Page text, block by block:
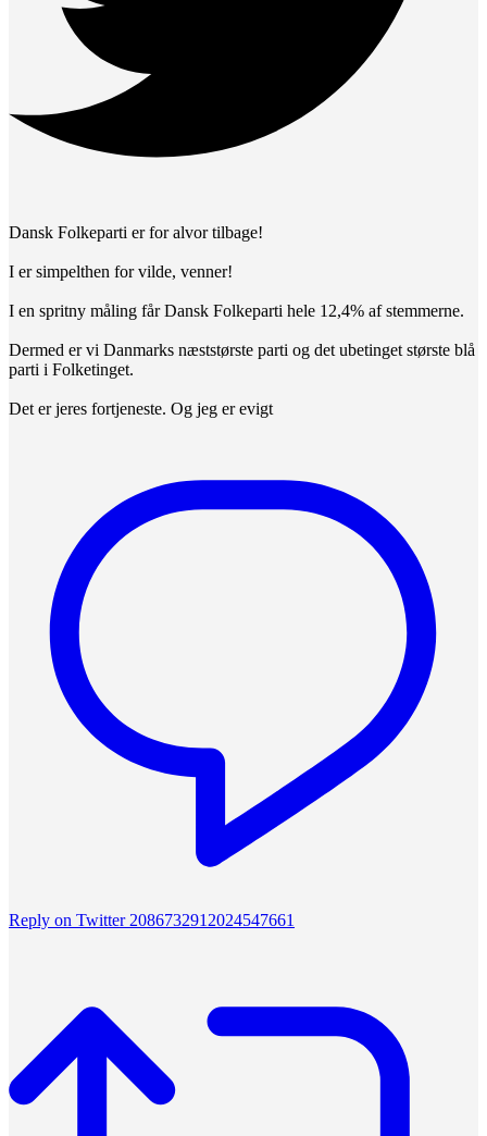
Dansk Folkeparti er for alvor tilbage!
I er simpelthen for vilde, venner!
I en spritny måling får Dansk Folkeparti hele 12,4% af stemmerne.
Dermed er vi Danmarks næststørste parti og det ubetinget største blå
parti i Folketinget.
Det er jeres fortjeneste. Og jeg er evigt
Reply on Twitter 2086732912024547661